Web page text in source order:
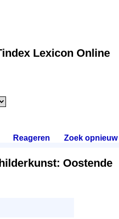
Lexicon Online
Reageren Zoek opnieuw.
Oostende